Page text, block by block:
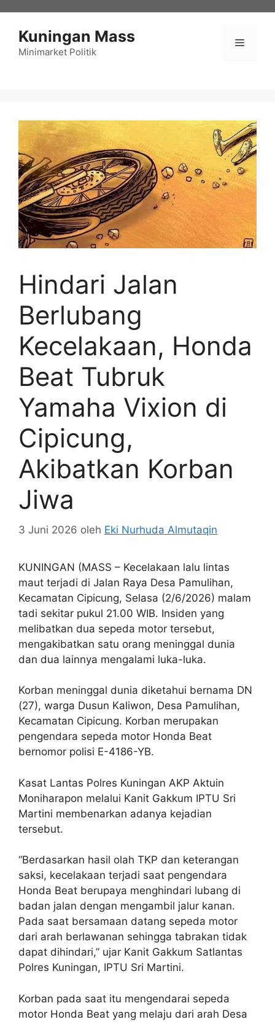
Kuningan Mass
Minimarket Politik
Menu
Hindari Jalan
Berlubang
Kecelakaan, Honda
Beat Tubruk
Yamaha Vixion di
Cipicung,
Akibatkan Korban
Jiwa
3 Juni 2026 oleh Eki Nurhuda Almutaqin
KUNINGAN (MASS – Kecelakaan lalu lintas
maut terjadi di Jalan Raya Desa Pamulihan,
Kecamatan Cipicung, Selasa (2/6/2026) malam
tadi sekitar pukul 21.00 WIB. Insiden yang
melibatkan dua sepeda motor tersebut,
mengakibatkan satu orang meninggal dunia
dan dua lainnya mengalami luka-luka.
Korban meninggal dunia diketahui bernama DN
(27), warga Dusun Kaliwon, Desa Pamulihan,
Kecamatan Cipicung. Korban merupakan
pengendara sepeda motor Honda Beat
bernomor polisi E-4186-YB.
Kasat Lantas Polres Kuningan AKP Aktuin
Moniharapon melalui Kanit Gakkum IPTU Sri
Martini membenarkan adanya kejadian
tersebut.
“Berdasarkan hasil olah TKP dan keterangan
saksi, kecelakaan terjadi saat pengendara
Honda Beat berupaya menghindari lubang di
badan jalan dengan mengambil jalur kanan.
Pada saat bersamaan datang sepeda motor
dari arah berlawanan sehingga tabrakan tidak
dapat dihindari,” ujar Kanit Gakkum Satlantas
Polres Kuningan, IPTU Sri Martini.
Korban pada saat itu mengendarai sepeda
motor Honda Beat yang melaju dari arah Desa